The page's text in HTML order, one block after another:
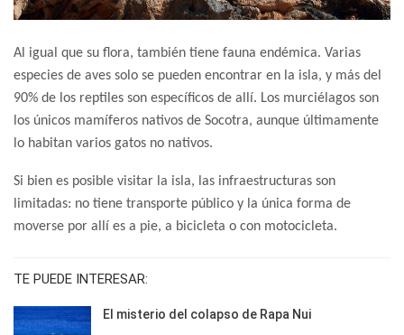
Al igual que su flora, también tiene fauna endémica. Varias
especies de aves solo se pueden encontrar en la isla, y más del
90% de los reptiles son específicos de allí. Los murciélagos son
los únicos mamíferos nativos de Socotra, aunque últimamente
lo habitan varios gatos no nativos.
Si bien es posible visitar la isla, las infraestructuras son
limitadas: no tiene transporte público y la única forma de
moverse por allí es a pie, a bicicleta o con motocicleta.
TE PUEDE INTERESAR:
El misterio del colapso de Rapa Nui